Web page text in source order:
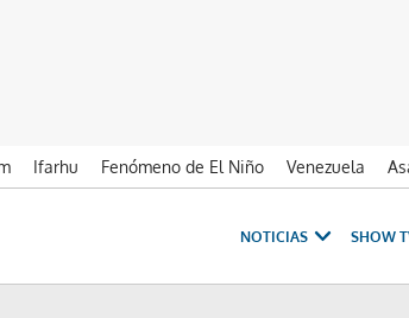
Ifarhu Fenómeno de El Niño Venezuela
NOTICIAS SHOW